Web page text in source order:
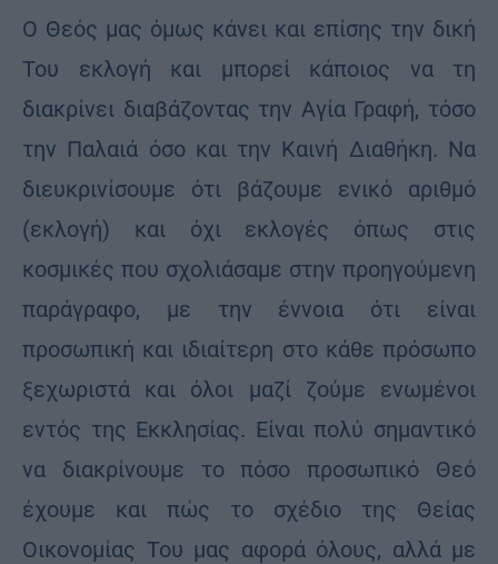
Ο Θεός μας όμως κάνει και επίσης την δική
Του εκλογή και μπορεί κάποιος να τη
διακρίνει διαβάζοντας την Αγία Γραφή, τόσο
την Παλαιά όσο και την Καινή Διαθήκη. Να
διευκρινίσουμε ότι βάζουμε ενικό αριθμό
(εκλογή) και όχι εκλογές όπως στις
κοσμικές που σχολιάσαμε στην προηγούμενη
παράγραφο, με την έννοια ότι είναι
προσωπική και ιδιαίτερη στο κάθε πρόσωπο
ξεχωριστά και όλοι μαζί ζούμε ενωμένοι
εντός της Εκκλησίας. Είναι πολύ σημαντικό
να διακρίνουμε το πόσο προσωπικό Θεό
έχουμε και πώς το σχέδιο της Θείας
Οικονομίας Του μας αφορά όλους, αλλά με